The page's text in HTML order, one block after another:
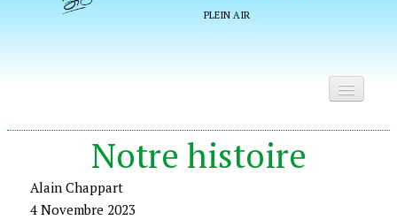
PLEIN AIR
Accueil
Qui sommes nous ?
La vie du club▼
Notre histoire
Alain Chappart
4 Novembre 2023